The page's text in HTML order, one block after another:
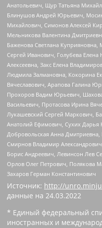
Анатольевич, Щур Татьяна
Блинушов Андрей Юрьевич,
Михайлович, Симонов Алексей
Мельникова Валентина
Баженова Светлана
Сергей Иванович, Голубева
Алексеевна, Закс Елена
Людмила Залмановна, Кокорина
Вячеславович, Арапова Галина
Прохоров Вадим Юрьевич,
Васильевич, Протасова Ирина
Лукашевский Сергей Маркович,
Анатолий Ефимович, Сухих Дарья
Добровольская Анна Дмитриевна,
Смирнов Владимир
Борис Андреевич, Левинсон Лев
Орлов Олег Петрович, Полякова
Захаров Герман Константинович
Источник: http://
данные на 24.03.2022
* Единый федеральный
иностранных и